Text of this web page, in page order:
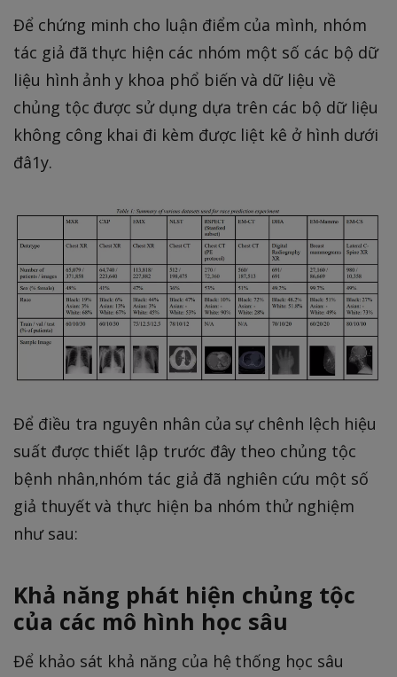
Để chứng minh cho luận điểm của mình, nhóm
tác giả đã thực hiện các nhóm một số các bộ dữ
liệu hình ảnh y khoa phổ biến và dữ liệu về
chủng tộc được sử dụng dựa trên các bộ dữ liệu
không công khai đi kèm được liệt kê ở hình dưới
đâ1y.
Để điều tra nguyên nhân của sự chênh lệch hiệu
suất được thiết lập trước đây theo chủng tộc
bệnh nhân,nhóm tác giả đã nghiên cứu một số
giả thuyết và thực hiện ba nhóm thử nghiệm
như sau:
Khả năng phát hiện chủng tộc
của các mô hình học sâu
Để khảo sát khả năng của hệ thống học sâu